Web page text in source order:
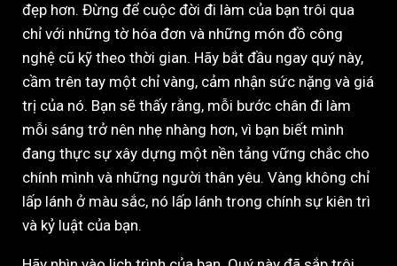
đẹp hơn. Đừng để cuộc đời đi làm của bạn trôi qua
chỉ với những tờ hóa đơn và những món đồ công
nghệ cũ kỹ theo thời gian. Hãy bắt đầu ngay quý này,
cầm trên tay một chỉ vàng, cảm nhận sức nặng và giá
trị của nó. Bạn sẽ thấy rằng, mỗi bước chân đi làm
mỗi sáng trở nên nhẹ nhàng hơn, vì bạn biết mình
đang thực sự xây dựng một nền tảng vững chắc cho
chính mình và những người thân yêu. Vàng không chỉ
lấp lánh ở màu sắc, nó lấp lánh trong chính sự kiên trì
và kỷ luật của bạn.